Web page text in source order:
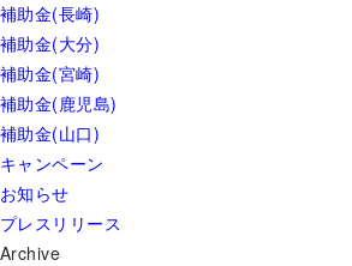
補助金(長崎)
補助金(大分)
補助金(宮崎)
補助金(鹿児島)
補助金(山口)
キャンペーン
お知らせ
プレスリリース
Archive